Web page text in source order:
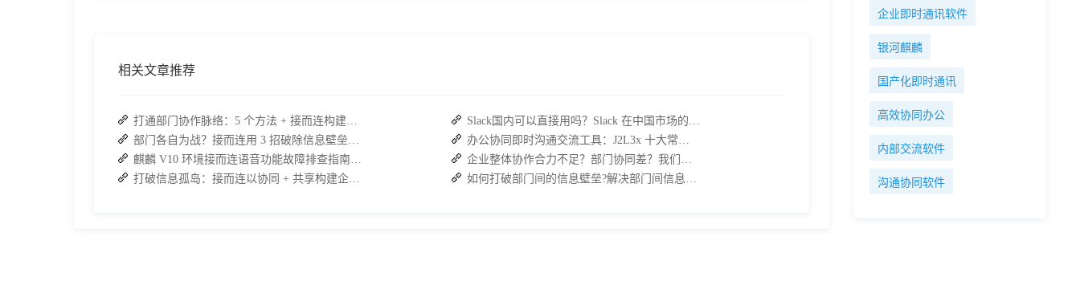
相关文章推荐
打通部门协作脉络：5 个方法 + 接而连构建顺畅联动团队
部门各自为战？接而连用 3 招破除信息壁垒，让协作效率翻倍
麒麟 V10 环境接而连语音功能故障排查指南：快速恢复高效协作
打破信息孤岛：接而连以协同 + 共享构建企业高效办公生态
Slack国内可以直接用吗？Slack 在中国市场的使用现状及替代方案探讨
办公协同即时沟通交流工具：J2L3x 十大常用具体功能介绍
企业整体协作合力不足？部门协同差？我们来帮您攻破！
如何打破部门间的信息壁垒?解决部门间信息障碍
企业即时通讯软件
银河麒麟
国产化即时通讯
高效协同办公
内部交流软件
沟通协同软件